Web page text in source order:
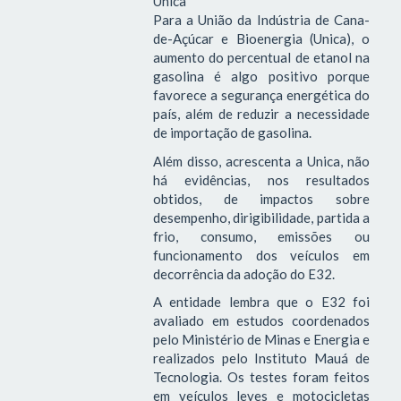
Para a União da Indústria de Cana-
de-Açúcar e Bioenergia (Unica), o
aumento do percentual de etanol na
gasolina é algo positivo porque
favorece a segurança energética do
país, além de reduzir a necessidade
de importação de gasolina.
Além disso, acrescenta a Unica, não
há evidências, nos resultados
obtidos, de impactos sobre
desempenho, dirigibilidade, partida a
frio, consumo, emissões ou
funcionamento dos veículos em
decorrência da adoção do E32.
A entidade lembra que o E32 foi
avaliado em estudos coordenados
pelo Ministério de Minas e Energia e
realizados pelo Instituto Mauá de
Tecnologia. Os testes foram feitos
em veículos leves e motocicletas